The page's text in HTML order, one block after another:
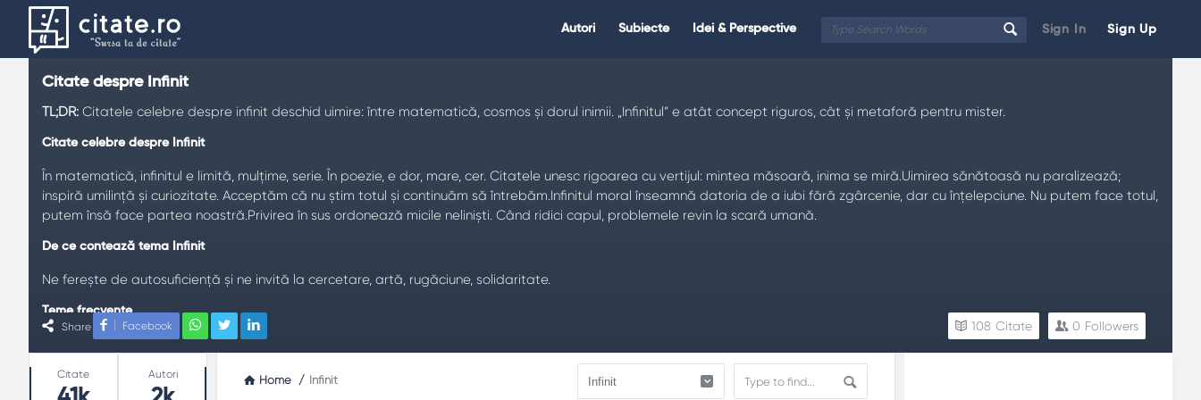
Sign In Sign Up
Citate.ro
Autori Subiecte Idei & Perspective
Citate despre Infinit
TL;DR: Citatele celebre despre infinit deschid uimire: între matematică, cosmos și dorul inimii. „Infinitul” e atât concept riguros, cât și metaforă pentru mister.
Citate celebre despre Infinit
În matematică, infinitul e limită, mulțime, serie. În poezie, e dor, mare, cer. Citatele unesc rigoarea cu vertijul: mintea măsoară, inima se miră.Uimirea sănătoasă nu paralizează;
inspiră umilință și curiozitate. Acceptăm că nu știm totul și continuăm să întrebăm.Infinitul moral înseamnă datoria de a iubi fără zgârcenie, dar cu înțelepciune. Nu putem face totul,
putem însă face partea noastră.Privirea în sus ordonează micile neliniști. Când ridici capul, problemele revin la scară umană.
De ce contează tema Infinit
Ne ferește de autosuficiență și ne invită la cercetare, artă, rugăciune, solidaritate.
Teme frecvente
Uimire: începutul cunoașterii.
Share Facebook 0 Followers
108 Citate
Home / Infinit
Stats
Citate Autori